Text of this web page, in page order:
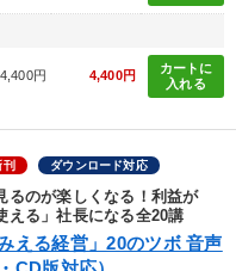
4,400円 4,400円
カートに
入れる
ダウンロード対応
るのが楽しくなる！利益が
える」社長になる全20講
える経営」20のツボ 音声